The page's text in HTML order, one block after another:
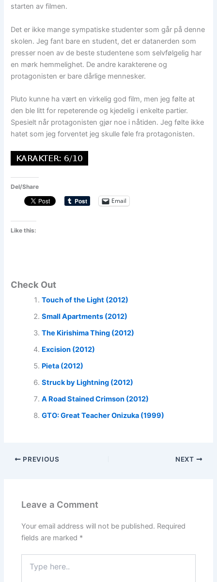
starten av filmen.
Det er ikke mange sympatiske studenter som går på denne
skolen. Jeg fant bare en student, det er datanerden som
presser noen av de beste studentene som selvfølgelig har
en mørk hemmelighet. De andre karakterene og
protagonisten er bare dårlige mennesker.
Pluto kunne ha vært en virkelig god film, men jeg følte at
den ble litt for repeterende og kjedelig i enkelte partier.
Spesielt når protagonisten gjør noe i nåtiden. Jeg følte ikke
hatet som jeg forventet jeg skulle føle fra protagonisten.
Del/Share
Email
Like this:
Check Out
Touch of the Light (2012)
Small Apartments (2012)
The Kirishima Thing (2012)
Excision (2012)
Pieta (2012)
Struck by Lightning (2012)
A Road Stained Crimson (2012)
GTO: Great Teacher Onizuka (1999)
PREVIOUS NEXT
Leave a Comment
Your email address will not be published. Required
fields are marked *
here..